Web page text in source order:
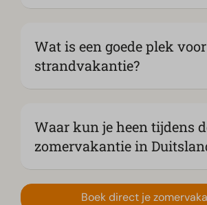
Wat is een goede plek
strandvakantie?
Waar kun je heen tijdens
zomervakantie in
Boek direct je